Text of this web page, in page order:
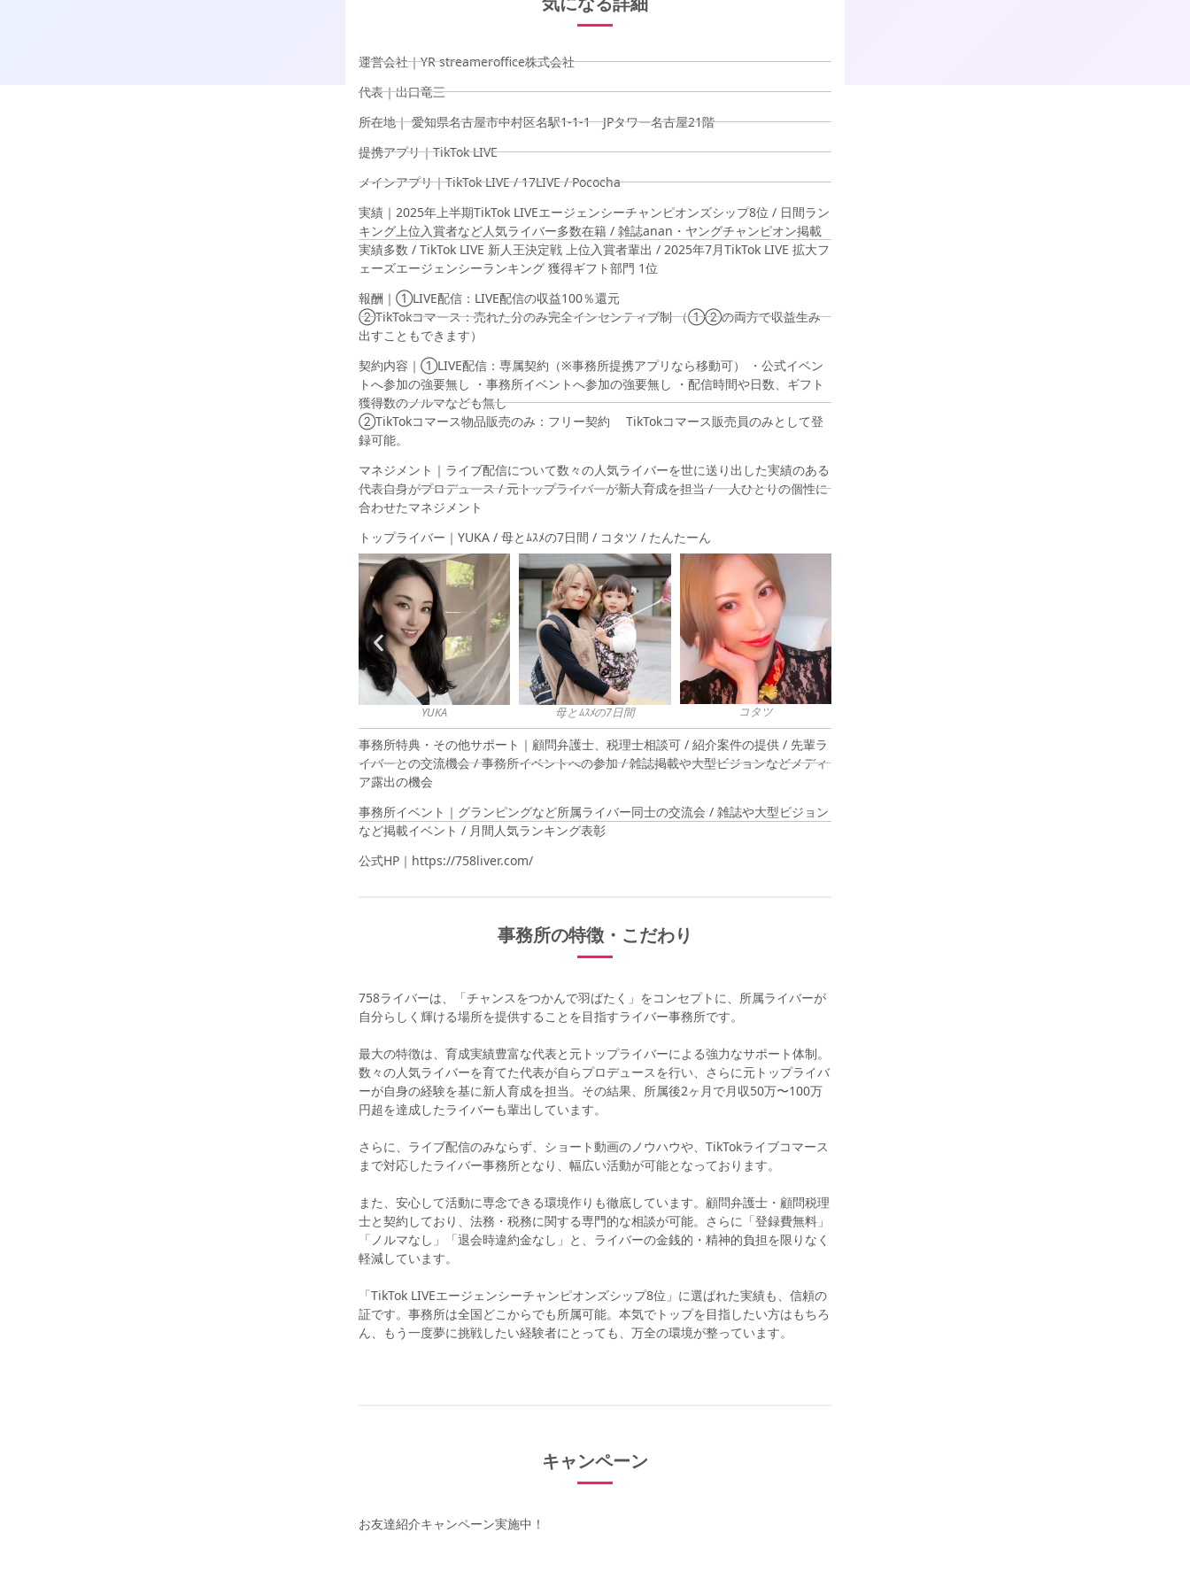
運営会社｜YR streameroffice株式会社
代表｜出口竜三
所在地｜ 愛知県名古屋市中村区名駅1-1-1 JPタワー名古屋21階
提携アプリ｜TikTok LIVE
メインアプリ｜TikTok LIVE / 17LIVE / Pococha
実績｜2025年上半期TikTok LIVEエージェンシーチャンピオンズシップ8位 / 日間ラン
キング上位入賞者など人気ライバー多数在籍 / 雑誌anan・ヤングチャンピオン掲載
実績多数 / TikTok LIVE 新人王決定戦 上位入賞者輩出 / 2025年7月TikTok LIVE 拡大フ
ェーズエージェンシーランキング 獲得ギフト部門 1位
報酬｜①LIVE配信：LIVE配信の収益100％還元
②TikTokコマース：売れた分のみ完全インセンティブ制 （①②の両方で収益生み
出すこともできます）
契約内容｜①LIVE配信：専属契約（※事務所提携アプリなら移動可） ・公式イベン
トへ参加の強要無し ・事務所イベントへ参加の強要無し ・配信時間や日数、ギフト
獲得数のノルマなども無し
②TikTokコマース物品販売のみ：フリー契約 TikTokコマース販売員のみとして登
録可能。
マネジメント｜ライブ配信について数々の人気ライバーを世に送り出した実績のある
代表自身がプロデュース / 元トップライバーが新人育成を担当 / 一人ひとりの個性に
合わせたマネジメント
トップライバー｜YUKA / 母とﾑｽﾒの7日間 / コタツ / たんたーん
母とﾑｽﾒの7日間 コタツ
たんたーん
事務所特典・その他サポート｜顧問弁護士、税理士相談可 / 紹介案件の提供 / 先輩ラ
イバーとの交流機会 / 事務所イベントへの参加 / 雑誌掲載や大型ビジョンなどメディ
ア露出の機会
事務所イベント｜グランピングなど所属ライバー同士の交流会 / 雑誌や大型ビジョン
など掲載イベント / 月間人気ランキング表彰
公式HP｜https://758liver.com/
事務所の特徴・こだわり
758ライバーは、「チャンスをつかんで羽ばたく」をコンセプトに、所属ライバーが
自分らしく輝ける場所を提供することを目指すライバー事務所です。
最大の特徴は、育成実績豊富な代表と元トップライバーによる強力なサポート体制。
数々の人気ライバーを育てた代表が自らプロデュースを行い、さらに元トップライバ
ーが自身の経験を基に新人育成を担当。その結果、所属後2ヶ月で月収50万〜100万
円超を達成したライバーも輩出しています。
さらに、ライブ配信のみならず、ショート動画のノウハウや、TikTokライブコマース
まで対応したライバー事務所となり、幅広い活動が可能となっております。
また、安心して活動に専念できる環境作りも徹底しています。顧問弁護士・顧問税理
士と契約しており、法務・税務に関する専門的な相談が可能。さらに「登録費無料」
「ノルマなし」「退会時違約金なし」と、ライバーの金銭的・精神的負担を限りなく
軽減しています。
「TikTok LIVEエージェンシーチャンピオンズシップ8位」に選ばれた実績も、信頼の
証です。事務所は全国どこからでも所属可能。本気でトップを目指したい方はもちろ
ん、もう一度夢に挑戦したい経験者にとっても、万全の環境が整っています。
キャンペーン
お友達紹介キャンペーン実施中！